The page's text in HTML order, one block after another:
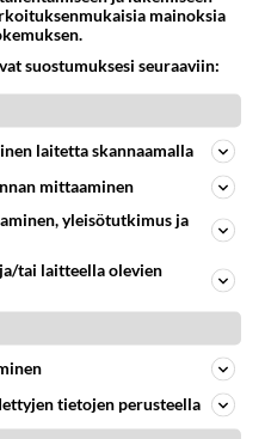
tuotteita ei voi
systemaattista,jos ostat
9
Vastattu 15pv
grilli. Jollain kokemuksia
mainoksia
suostumuksesi seuraaviin:
laitetta skannaamalla
mittaaminen
yleisötutkimus ja
tai laitteella olevien
tietojen perusteella